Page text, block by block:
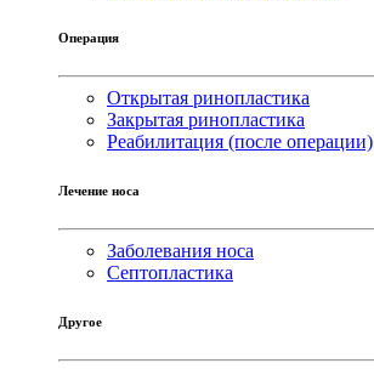
Операция
Открытая ринопластика
Закрытая ринопластика
Реабилитация (после операции)
Лечение носа
Заболевания носа
Септопластика
Другое